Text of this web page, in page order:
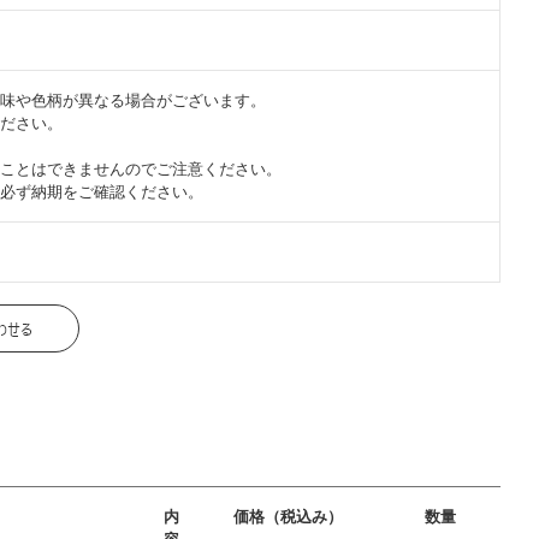
や色柄が異なる場合がございます。
さい。
とはできませんのでご注意ください。
ず納期をご確認ください。
内
価格（税込み） 数量